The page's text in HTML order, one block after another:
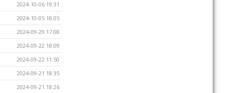
2024-10-06 19:31
2024-10-05 18:05
2024-09-29 17:08
2024-09-22 18:09
2024-09-22 11:50
2024-09-21 18:35
2024-09-21 18:26